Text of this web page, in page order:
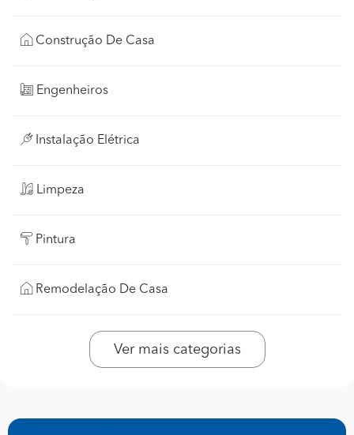
Construção De Casa
Engenheiros
Instalação Elétrica
Limpeza
Pintura
Remodelação De Casa
Ver mais categorias